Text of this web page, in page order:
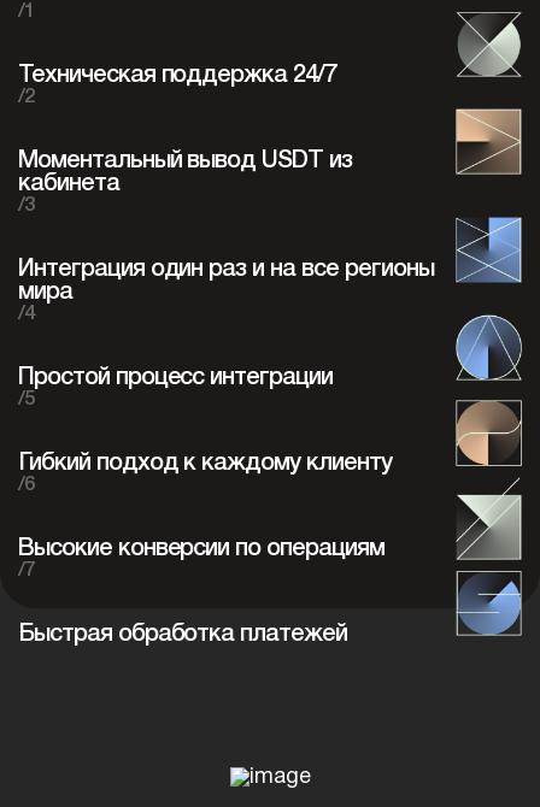
/1
Техническая поддержка 24/7
/2
Моментальный вывод USDT из
кабинета
/3
Интеграция один раз и на все регионы
мира
/4
Простой процесс интеграции
/5
Гибкий подход к каждому клиенту
/6
Высокие конверсии по операциям
/7
Быстрая обработка платежей